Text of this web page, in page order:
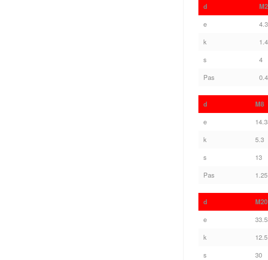
d M2
e
k
1.4
s
4
Pas
0.4
d M8
e
k
5.3
s
13
Pas
1.25
d M20
e
k
12.5
s
30